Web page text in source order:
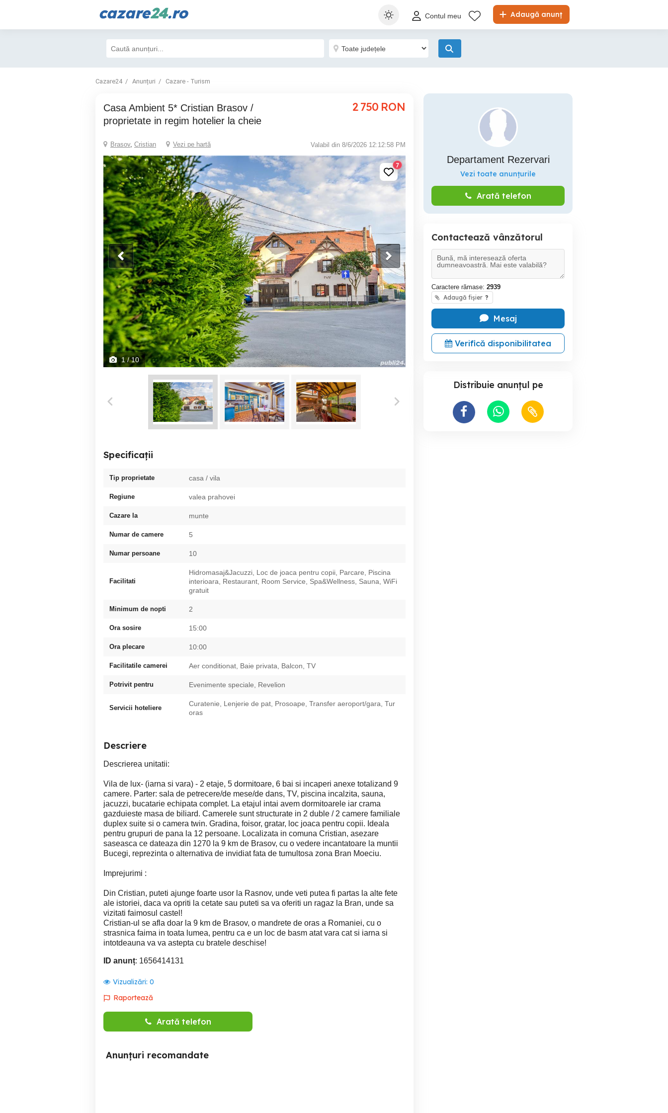
cazare24.ro Adaugă anunț
Contul meu
Cazare24 Anunțuri Cazare - Turism
Casa Ambient 5* Cristian Brasov /
proprietate in regim hotelier la cheie
2 750 RON
Brasov, Cristian Vezi pe hartă Valabil din 8/6/2026 12:12:58 PM
7
1 / 10
Specificații
Tip proprietate casa / vila
Regiune valea prahovei
Cazare la munte
Numar de camere 5
Numar persoane 10
Facilitati
Hidromasaj&Jacuzzi, Loc de joaca pentru copii, Parcare, Piscina
interioara, Restaurant, Room Service, Spa&Wellness, Sauna, WiFi
gratuit
Minimum de nopti 2
Ora sosire 15:00
Ora plecare 10:00
Facilitatile camerei Aer conditionat, Baie privata, Balcon, TV
Potrivit pentru Evenimente speciale, Revelion
Servicii hoteliere
Curatenie, Lenjerie de pat, Prosoape, Transfer aeroport/gara, Tur
oras
Descriere
Descrierea unitatii:
Vila de lux- (iarna si vara) - 2 etaje, 5 dormitoare, 6 bai si incaperi anexe totalizand 9
camere. Parter: sala de petrecere/de mese/de dans, TV, piscina incalzita, sauna,
jacuzzi, bucatarie echipata complet. La etajul intai avem dormitoarele iar crama
gazduieste masa de biliard. Camerele sunt structurate in 2 duble / 2 camere familiale
duplex suite si o camera twin. Gradina, foisor, gratar, loc joaca pentru copii. Ideala
pentru grupuri de pana la 12 persoane. Localizata in comuna Cristian, asezare
saseasca ce dateaza din 1270 la 9 km de Brasov, cu o vedere incantatoare la muntii
Bucegi, reprezinta o alternativa de invidiat fata de tumultosa zona Bran Moeciu.
Imprejurimi :
Din Cristian, puteti ajunge foarte usor la Rasnov, unde veti putea fi partas la alte fete
ale istoriei, daca va opriti la cetate sau puteti sa va oferiti un ragaz la Bran, unde sa
vizitati faimosul castel!
Cristian-ul se afla doar la 9 km de Brasov, o mandrete de oras a Romaniei, cu o
strasnica faima in toata lumea, pentru ca e un loc de basm atat vara cat si iarna si
intotdeauna va va astepta cu bratele deschise!
ID anunț: 1656414131
Vizualizări: 0
Raportează
Arată telefon
Anunțuri recomandate
Departament Rezervari
Vezi toate anunțurile
Arată telefon
Contactează vânzătorul
Caractere rămase: 2939
Adaugă fișier ?
Mesaj
Verifică disponibilitatea
Distribuie anunțul pe